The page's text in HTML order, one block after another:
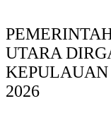
UTARA
KEPULAUAN
2026